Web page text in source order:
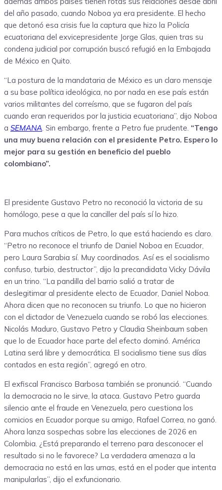
del año pasado, cuando Noboa ya era presidente. El hecho
que detonó esa crisis fue la captura que hizo la Policía
ecuatoriana del exvicepresidente Jorge Glas, quien tras su
condena judicial por corrupción buscó refugió en la Embajada
de México en Quito.
“La postura de la mandataria de México es un claro mensaje
a su base política ideológica, no por nada en ese país están
varios militantes del correísmo, que se fugaron del país
cuando eran requeridos por la justicia ecuatoriana”, dijo Noboa
a SEMANA. Sin embargo, frente a Petro fue prudente. “Tengo
una muy buena relación con el presidente Petro. Espero lo
mejor para su gestión en beneficio del pueblo
colombiano”.
El presidente Gustavo Petro no reconoció la victoria de su
homólogo, pese a que la canciller del país sí lo hizo.
Para muchos críticos de Petro, lo que está haciendo es claro.
“Petro no reconoce el triunfo de Daniel Noboa en Ecuador,
pero Laura Sarabia sí. Muy coordinados. Así es el socialismo
confuso, turbio, destructor”, dijo la precandidata Vicky Dávila
en un trino. “La pandilla del barrio salió a tratar de
deslegitimar al presidente electo de Ecuador, Daniel Noboa.
Ahora dicen que no reconocen su triunfo. Lo que no hicieron
con el dictador de Venezuela cuando se robó las elecciones.
Nicolás Maduro, Gustavo Petro y Claudia Sheinbaum saben
que lo de Ecuador hace parte del efecto dominó. América
Latina será libre y democrática. El socialismo tiene sus días
contados en esta región”, agregó en otro.
El exfiscal Francisco Barbosa también se pronunció. “Cuando
la democracia no le sirve, la ataca. Gustavo Petro guarda
silencio ante el fraude en Venezuela, pero cuestiona los
comicios en Ecuador porque su amigo, Rafael Correa, no ganó.
Ahora lanza sospechas sobre las elecciones de 2026 en
Colombia. ¿Está preparando el terreno para desconocer el
resultado si no le favorece? La verdadera amenaza a la
democracia no está en las urnas, está en el poder que intenta
manipularlas”, dijo el exfuncionario.